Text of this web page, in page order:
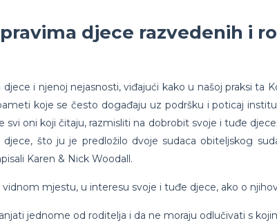
djece razvedenih i
i njenoj nejasnosti, viđajući kako u našoj praksi ta
koje se često događaju uz podršku i poticaj
svi oni koji čitaju, razmisliti na dobrobit svoje i tuđe
što ju je predložilo dvoje sudaca obiteljskog
Karen & Nick Woodall.
mjestu, u interesu svoje i tuđe djece, ako o
jednome od roditelja i da ne moraju odlučivati s